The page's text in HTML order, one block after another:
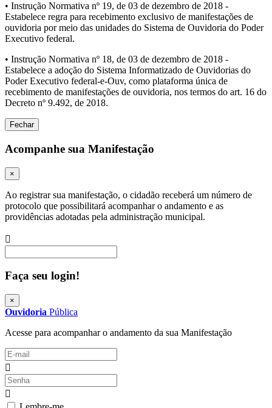
• Instrução Normativa nº 19, de 03 de dezembro de 2018 -
Estabelece regra para recebimento exclusivo de manifestações de
ouvidoria por meio das unidades do Sistema de Ouvidoria do Poder
Executivo federal.
• Instrução Normativa nº 18, de 03 de dezembro de 2018 -
Estabelece a adoção do Sistema Informatizado de Ouvidorias do
Poder Executivo federal-e-Ouv, como plataforma única de
recebimento de manifestações de ouvidoria, nos termos do art. 16 do
Decreto nº 9.492, de 2018.
Fechar
Acompanhe sua Manifestação
×
Ao registrar sua manifestação, o cidadão receberá um número de
protocolo que possibilitará acompanhar o andamento e as
providências adotadas pela administração municipal.
Faça seu login!
×
Ouvidoria Pública
Acesse para acompanhar o andamento da sua Manifestação